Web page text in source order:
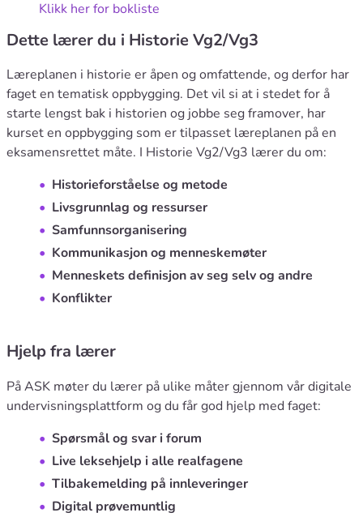
Klikk her for bokliste
Dette lærer du i Historie Vg2/Vg3
Læreplanen i historie er åpen og omfattende, og derfor har
faget en tematisk oppbygging. Det vil si at i stedet for å
starte lengst bak i historien og jobbe seg framover, har
kurset en oppbygging som er tilpasset læreplanen på en
eksamensrettet måte. I Historie Vg2/Vg3 lærer du om:
Historieforståelse og metode
Livsgrunnlag og ressurser
Samfunnsorganisering
Kommunikasjon og menneskemøter
Menneskets definisjon av seg selv og andre
Konflikter
Hjelp fra lærer
På ASK møter du lærer på ulike måter gjennom vår digitale
undervisningsplattform og du får god hjelp med faget:
Spørsmål og svar i forum
Live leksehjelp i alle realfagene
Tilbakemelding på innleveringer
Digital prøvemuntlig